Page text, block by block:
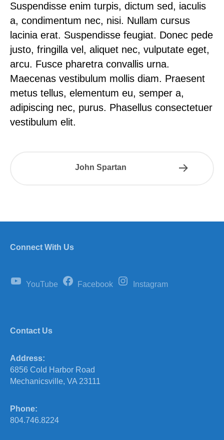
Suspendisse enim turpis, dictum sed, iaculis
a, condimentum nec, nisi. Nullam cursus
lacinia erat. Suspendisse feugiat. Donec pede
justo, fringilla vel, aliquet nec, vulputate eget,
arcu. Fusce pharetra convallis urna.
Maecenas vestibulum mollis diam. Praesent
metus tellus, elementum eu, semper a,
adipiscing nec, purus. Phasellus consectetuer
vestibulum elit.
John Spartan
Connect With Us
YouTube Facebook Instagram
Contact Us
Address:
6856 Cold Harbor Road
Mechanicsville, VA 23111
Phone:
804.746.8224